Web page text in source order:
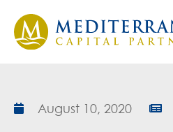
August 10, 2020